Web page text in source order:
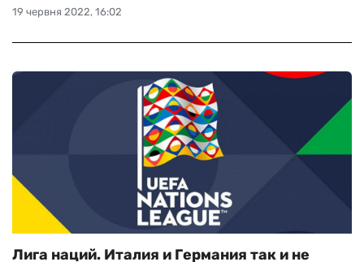
19 червня 2022, 16:02
Лига наций. Италия и Германия так и не